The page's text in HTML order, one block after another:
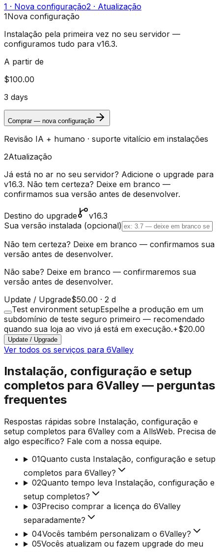
1 · Nova configuração2 · Atualização
1Nova configuração
Instalação pela primeira vez no seu servidor —
configuramos tudo para v16.3.
A partir de
$100.00
3 days
Comprar — nova configuração
Revisão IA + humano · suporte vitalício em instalações
2Atualização
Já está no ar no seu servidor? Adicione o upgrade para
v16.3. Não tem certeza? Deixe em branco —
confirmamos sua versão antes de desenvolver.
Destino do upgrade
v16.3
Sua versão instalada (opcional)
Não tem certeza? Deixe em branco — confirmamos sua
versão antes de desenvolver.
Não sabe? Deixe em branco — confirmaremos sua
versão antes de desenvolver.
Update / Upgrade$50.00 · 2 d
Test environment setupEspelhe a produção em um
subdomínio de teste seguro primeiro — recomendado
quando sua loja ao vivo já está em execução.+$20.00
Update / Upgrade
Ver todos os serviços para 6Valley
Instalação, configuração e setup
completos para 6Valley — perguntas
frequentes
Respostas rápidas sobre Instalação, configuração e
setup completos para 6Valley com a AllsWeb. Precisa de
algo específico? Fale com a nossa equipe.
01Quanto custa Instalação, configuração e setup
completos para 6Valley?
02Quanto tempo leva Instalação, configuração e
setup completos?
03Preciso comprar a licença do 6Valley
separadamente?
04Vocês também personalizam o 6Valley?
05Vocês atualizam ou fazem upgrade do meu